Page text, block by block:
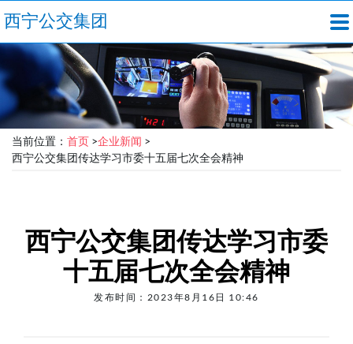
西宁公交集团
当前位置： 首页 >企业新闻 >
西宁公交集团传达学习市委十五届七次全会精神
西宁公交集团传达学习市委
十五届七次全会精神
发布时间：2023年8月16日 10:46